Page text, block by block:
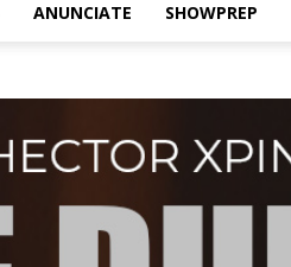
ANUNCIATE SHOWPREP